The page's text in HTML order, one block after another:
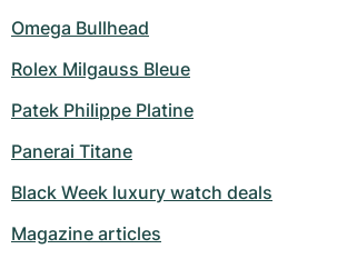
Omega Bullhead
Rolex Milgauss Bleue
Patek Philippe Platine
Panerai Titane
Black Week luxury watch deals
Magazine articles